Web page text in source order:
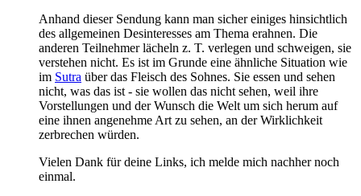
Anhand dieser Sendung kann man sicher einiges hinsichtlich
des allgemeinen Desinteresses am Thema erahnen. Die
anderen Teilnehmer lächeln z. T. verlegen und schweigen, sie
verstehen nicht. Es ist im Grunde eine ähnliche Situation wie
im Sutra über das Fleisch des Sohnes. Sie essen und sehen
nicht, was das ist - sie wollen das nicht sehen, weil ihre
Vorstellungen und der Wunsch die Welt um sich herum auf
eine ihnen angenehme Art zu sehen, an der Wirklichkeit
zerbrechen würden.
Vielen Dank für deine Links, ich melde mich nachher noch
einmal.